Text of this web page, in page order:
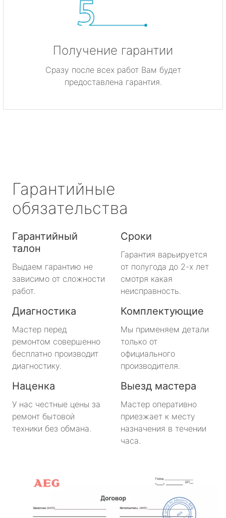
Получение гарантии
Сразу после всех работ Вам будет
предоставлена гарантия.
Гарантийные
обязательства
Гарантийный
талон
Выдаем гарантию не
зависимо от сложности
работ.
Сроки
Гарантия варьируется
от полугода до 2-х лет
смотря какая
неисправность.
Диагностика
Мастер перед
ремонтом совершенно
бесплатно производит
диагностику.
Комплектующие
Мы применяем детали
только от
официального
производителя.
Наценка
У нас честные цены за
ремонт бытовой
техники без обмана.
Выезд мастера
Мастер оперативно
приезжает к месту
назначения в течении
часа.